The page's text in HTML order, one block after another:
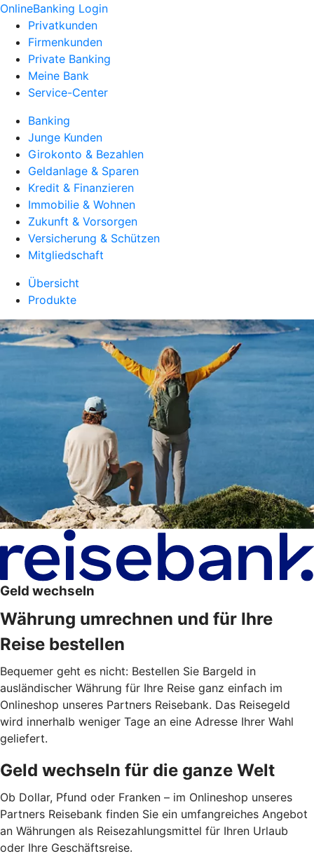
OnlineBanking Login
Privatkunden
Firmenkunden
Private Banking
Meine Bank
Service-Center
Banking
Junge Kunden
Girokonto & Bezahlen
Geldanlage & Sparen
Kredit & Finanzieren
Immobilie & Wohnen
Zukunft & Vorsorgen
Versicherung & Schützen
Mitgliedschaft
Übersicht
Produkte
Geld wechseln
Währung umrechnen und für Ihre
Reise bestellen
Bequemer geht es nicht: Bestellen Sie Bargeld in
ausländischer Währung für Ihre Reise ganz einfach im
Onlineshop unseres Partners Reisebank. Das Reisegeld
wird innerhalb weniger Tage an eine Adresse Ihrer Wahl
geliefert.
Geld wechseln für die ganze Welt
Ob Dollar, Pfund oder Franken – im Onlineshop unseres
Partners Reisebank finden Sie ein umfangreiches Angebot
an Währungen als Reisezahlungsmittel für Ihren Urlaub
oder Ihre Geschäftsreise.